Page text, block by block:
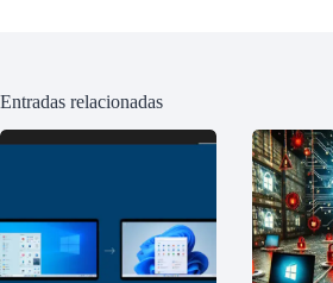
Entradas relacionadas